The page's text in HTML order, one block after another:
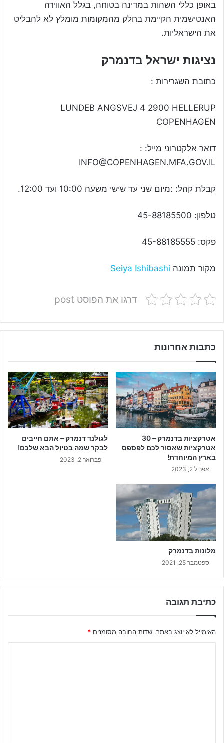
באופן כללי השהות במדינה בטוחה, בגלל האווירה
האנטישמית הקיימת בחלק מהמקומות מומלץ לא להבליט
את הישראליות.
נציגות ישראל בדנמרק
כתובת השגרירות :
LUNDEB ANGSVEJ 4 2900 HELLERUP
COPENHAGEN
דואר אלקטרוני מייל: :
INFO@COPENHAGEN.MFA.GOV.IL
קבלת קהל: :מיום שני עד שישי משעה 10:00 ועד 12:00.
טלפון: 45-88185500
פקס: 45-88185555
מקור תמונה Seiya Ishibashi
דרגו את הפוסט post
כתבות אחרונות
אטרקציות בדנמרק – 30
אטרקציות שאסור לכם לפספס
בארץ המיוחדת!
אפריל 2, 2023
לגולנד דנמרק – אתם חייבים
לבקר שמה בטיול הבא שלכם!
פברואר 2, 2023
מלונות בדנמרק
ספטמבר 25, 2021
כתיבת תגובה
האימייל לא יוצג באתר. שדות החובה מסומנים *